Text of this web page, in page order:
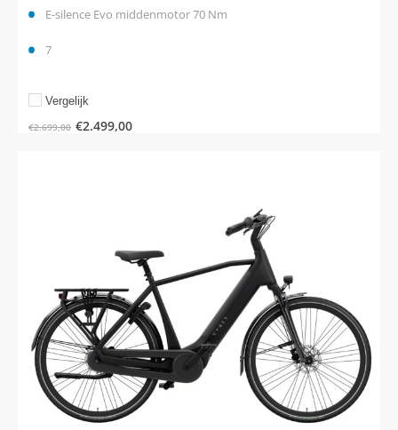
E-silence Evo middenmotor 70 Nm
7
€2.699,00 €2.499,00
Vergelijk